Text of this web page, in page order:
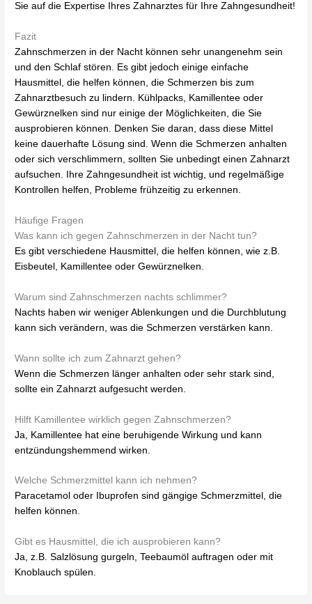
Sie auf die Expertise Ihres Zahnarztes für Ihre Zahngesundheit!
Fazit
Zahnschmerzen in der Nacht können sehr unangenehm sein
und den Schlaf stören. Es gibt jedoch einige einfache
Hausmittel, die helfen können, die Schmerzen bis zum
Zahnarztbesuch zu lindern. Kühlpacks, Kamillentee oder
Gewürznelken sind nur einige der Möglichkeiten, die Sie
ausprobieren können. Denken Sie daran, dass diese Mittel
keine dauerhafte Lösung sind. Wenn die Schmerzen anhalten
oder sich verschlimmern, sollten Sie unbedingt einen Zahnarzt
aufsuchen. Ihre Zahngesundheit ist wichtig, und regelmäßige
Kontrollen helfen, Probleme frühzeitig zu erkennen.
Häufige Fragen
Was kann ich gegen Zahnschmerzen in der Nacht tun?
Es gibt verschiedene Hausmittel, die helfen können, wie z.B.
Eisbeutel, Kamillentee oder Gewürznelken.
Warum sind Zahnschmerzen nachts schlimmer?
Nachts haben wir weniger Ablenkungen und die Durchblutung
kann sich verändern, was die Schmerzen verstärken kann.
Wann sollte ich zum Zahnarzt gehen?
Wenn die Schmerzen länger anhalten oder sehr stark sind,
sollte ein Zahnarzt aufgesucht werden.
Hilft Kamillentee wirklich gegen Zahnschmerzen?
Ja, Kamillentee hat eine beruhigende Wirkung und kann
entzündungshemmend wirken.
Welche Schmerzmittel kann ich nehmen?
Paracetamol oder Ibuprofen sind gängige Schmerzmittel, die
helfen können.
Gibt es Hausmittel, die ich ausprobieren kann?
Ja, z.B. Salzlösung gurgeln, Teebaumöl auftragen oder mit
Knoblauch spülen.